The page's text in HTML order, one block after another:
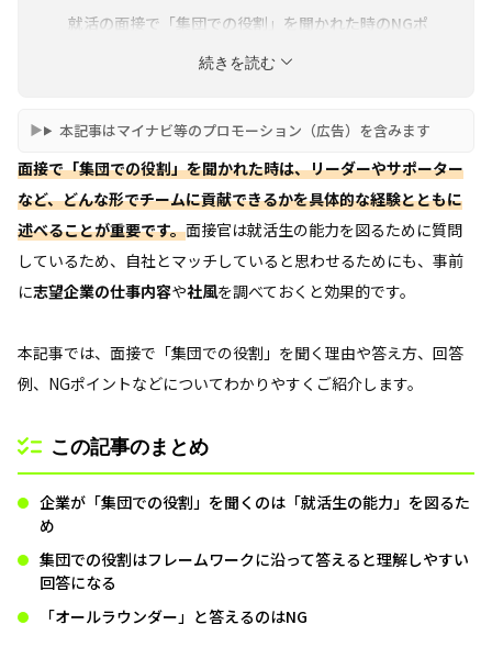
就活の面接で「集団での役割」を聞かれた時のNGポ
続きを読む
本記事はマイナビ等のプロモーション（広告）を含みます
面接で「集団での役割」を聞かれた時は、リーダーやサポーター
など、どんな形でチームに貢献できるかを具体的な経験とともに
述べることが重要です。面接官は就活生の能力を図るために質問
しているため、自社とマッチしていると思わせるためにも、事前
に志望企業の仕事内容や社風を調べておくと効果的です。
本記事では、面接で「集団での役割」を聞く理由や答え方、回答
例、NGポイントなどについてわかりやすくご紹介します。
この記事のまとめ
企業が「集団での役割」を聞くのは「就活生の能力」を図るた
め
集団での役割はフレームワークに沿って答えると理解しやすい
回答になる
「オールラウンダー」と答えるのはNG